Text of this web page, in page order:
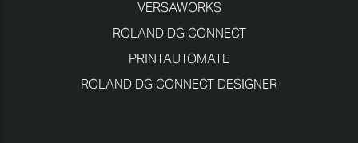
VERSAWORKS
ROLAND DG CONNECT
PRINTAUTOMATE
ROLAND DG CONNECT DESIGNER